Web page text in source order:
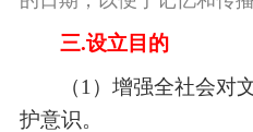
三.设立目的
（1） 增强全社会对
护意识。